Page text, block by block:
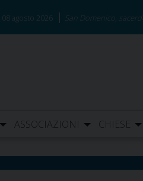
08 agosto 2026 San Domenico,
ASSOCIAZIONI CHIESE